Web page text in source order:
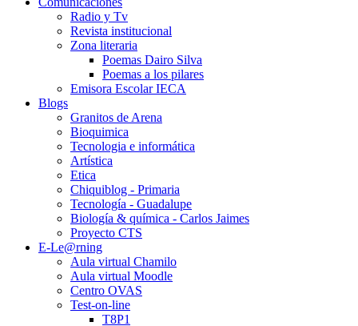
Radio y Tv
Revista institucional
Zona literaria
Poemas Dairo Silva
Poemas a los pilares
Emisora Escolar IECA
Blogs
Granitos de Arena
Bioquimica
Tecnologia e informática
Artística
Etica
Chiquiblog - Primaria
Tecnología - Guadalupe
Biología & química - Carlos Jaimes
Proyecto CTS
E-Le@rning
Aula virtual Chamilo
Aula virtual Moodle
Centro OVAS
Test-on-line
T8P1